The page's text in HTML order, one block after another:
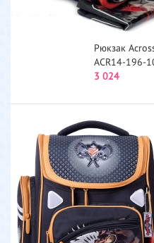
Рюкзак
ACR14-196-
3 024